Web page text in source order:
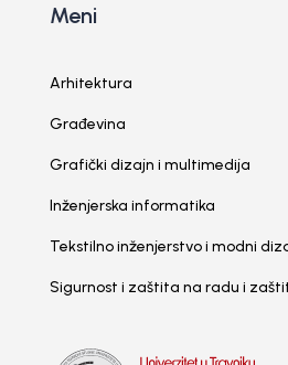
Meni
Arhitektura
Građevina
Grafički dizajn i multimedija
Inženjerska informatika
Tekstilno inženjerstvo i modni
Sigurnost i zaštita na radu i